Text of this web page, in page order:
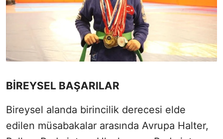
BİREYSEL BAŞARILAR
Bireysel alanda birincilik derecesi elde
edilen müsabakalar arasında Avrupa Halter,